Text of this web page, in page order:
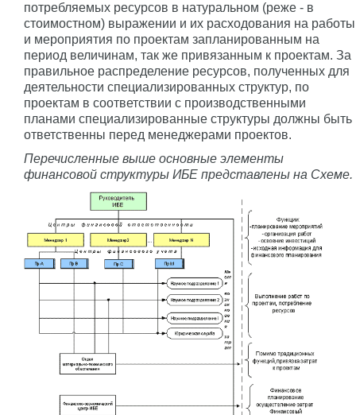
потребляемых ресурсов в натуральном (реже - в
стоимостном) выражении и их расходования на работы
и мероприятия по проектам запланированным на
период величинам, так же привязанным к проектам. За
правильное распределение ресурсов, полученных для
деятельности специализированных структур, по
проектам в соответствии с производственными
планами специализированные структуры должны быть
ответственны перед менеджерами проектов.
Перечисленные выше основные элементы
финансовой структуры ИБЕ представлены на Схеме.